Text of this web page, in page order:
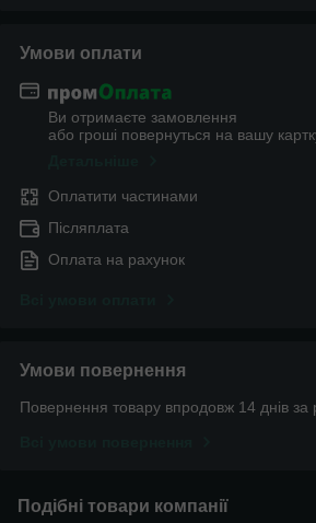
Умови оплати
Ви отримаєте замовлення
або гроші повернуться на вашу
Оплатити частинами
Післяплата
Оплата на рахунок
Умови повернення
Повернення товару впродовж 14 днів за
Подібні товари компанії